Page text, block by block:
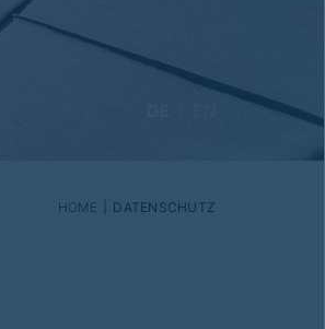
HOME DATENSCHUTZ